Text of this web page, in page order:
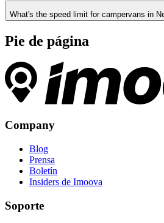
What's the speed limit for campervans in
Pie de página
Company
Blog
Prensa
Boletín
Insiders de Imoova
Soporte